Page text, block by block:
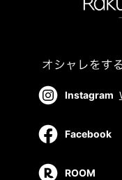
Instagram
Facebook
ROOM